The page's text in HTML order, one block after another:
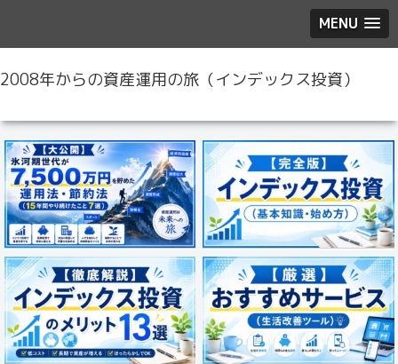
MENU
2008年からの資産運用の旅（インデックス投資）